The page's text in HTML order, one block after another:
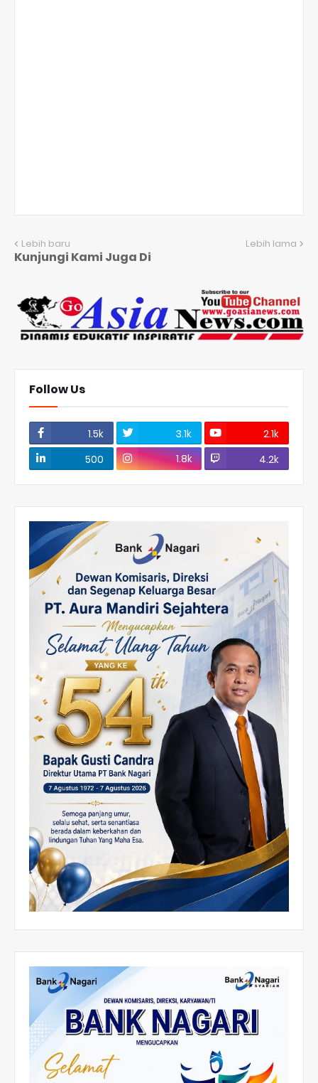
Lebih baru Lebih lama
Kunjungi Kami Juga Di
Follow Us
1.5k 3.1k
2.1k
500
1.8k 4.2k